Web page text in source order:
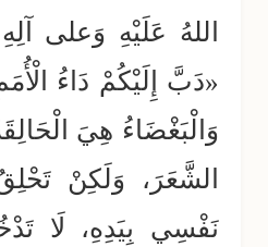
اللهُ عَلَيْهِ وَعلى
«دَبَّ إِلَيْكُمْ دَاءُ
وَالْبَغْضَاءُ هِيَ
الشَّعَرَ، وَلَكِنْ
نَفْسِي بِيَدِهِ، لَا